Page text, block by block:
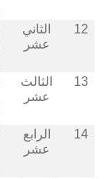
12
الثاني
عشر
13
الثالث
عشر
14
الرابع
عشر